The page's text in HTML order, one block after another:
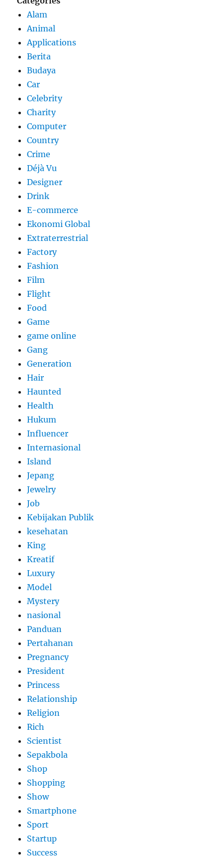
Alam
Animal
Applications
Berita
Budaya
Car
Celebrity
Charity
Computer
Country
Crime
Déjà Vu
Designer
Drink
E-commerce
Ekonomi Global
Extraterrestrial
Factory
Fashion
Film
Flight
Food
Game
game online
Gang
Generation
Hair
Haunted
Health
Hukum
Influencer
Internasional
Island
Jepang
Jewelry
Job
Kebijakan Publik
kesehatan
King
Kreatif
Luxury
Model
Mystery
nasional
Panduan
Pertahanan
Pregnancy
President
Princess
Relationship
Religion
Rich
Scientist
Sepakbola
Shop
Shopping
Show
Smartphone
Sport
Startup
Success